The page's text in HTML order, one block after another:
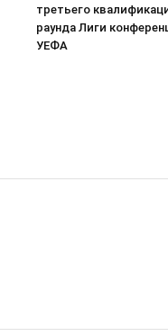
третьего
раунда Лиги
УЕФА